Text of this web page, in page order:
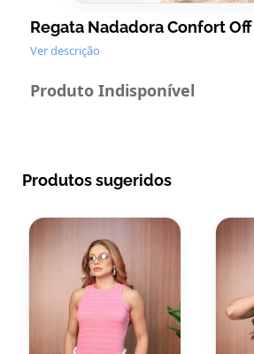
Regata Nadadora Confort Off
Ver descrição
Produto Indisponível
Produtos sugeridos